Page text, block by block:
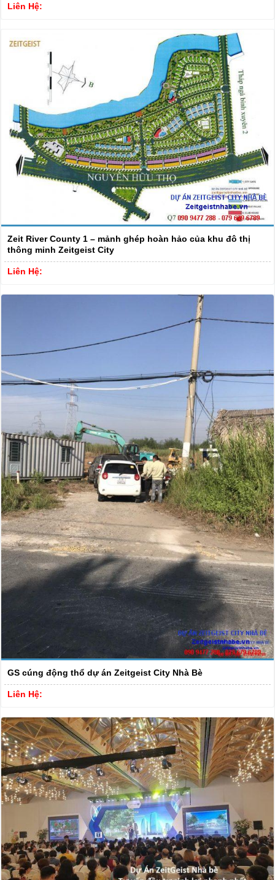
Liên Hệ:
Zeit River County 1 – mảnh ghép hoàn hảo của khu đô thị
thông minh Zeitgeist City
Liên Hệ:
GS cúng động thổ dự án Zeitgeist City Nhà Bè
Liên Hệ: